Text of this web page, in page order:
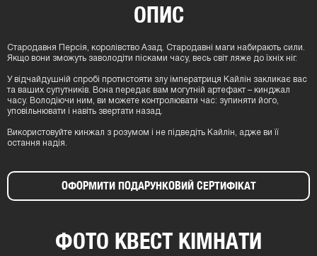
ОПИС
Стародавня Персія, королівство Азад. Стародавні маги набирають сили.
Якщо вони зможуть заволодіти пісками часу, весь світ ляже до їхніх ніг.
У відчайдушній спробі протистояти злу імператриця Кайлін закликає вас
та ваших супутників. Вона передає вам могутній артефакт – кинджал
часу. Володіючи ним, ви можете контролювати час: зупиняти його,
уповільнювати і навіть звертати назад.
Використовуйте кинжал з розумом і не підведіть Кайлін, адже ви її
остання надія.
ОФОРМИТИ ПОДАРУНКОВИЙ СЕРТИФІКАТ
ФОТО КВЕСТ КІМНАТИ